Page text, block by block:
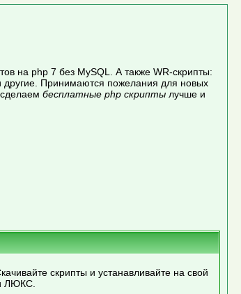
на php 7 без MySQL. А также WR-скрипты:
другие. Принимаются пожелания для новых
бесплатные php скриптылучше и
скрипты и устанавливайте на свой
ЛЮКС.